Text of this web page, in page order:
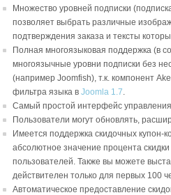
Множество уровней подписки
позволяет выбрать различные
подтверждения заказа и тексты
Полная многоязыковая поддержка (в
многоязычные уровни подписки без
(например Joomfish), т.к. компонент
фильтра языка в Joomla 1.7.
Самый простой интерфейс
Пользователи могут обновлять,
Имеется поддержка скидочных купон-
абсолютное значение процента
пользователей. Также вы можете
действителен только для первых 100
Автоматическое предоставление